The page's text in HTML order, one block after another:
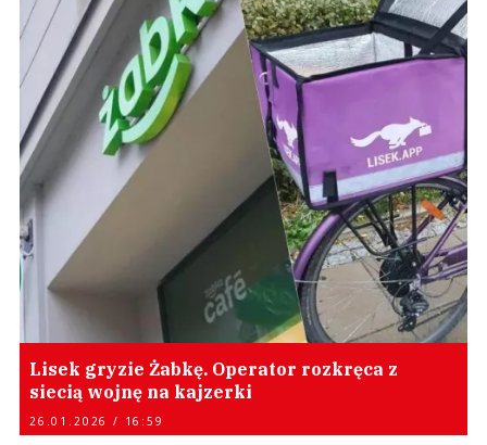
Lisek gryzie Żabkę. Operator rozkręca z
siecią wojnę na kajzerki
26.01.2026 / 16:59